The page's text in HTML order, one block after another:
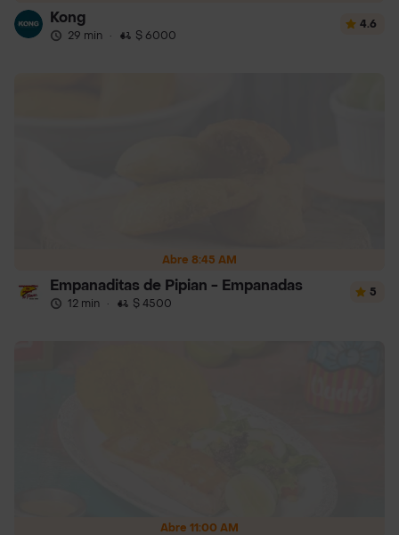
Kong
29 min · $ 6000
4.6
Abre 8:45 AM
Empanaditas de Pipian - Empanadas
12 min · $ 4500
5
Abre 11:00 AM